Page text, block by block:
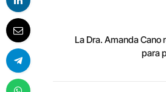
La Dra. Amanda Cano
para